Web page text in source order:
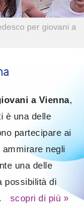
per giovani a
a Vienna,
è una delle
partecipare ai
negli
una delle
possibilità di
scopri di più »